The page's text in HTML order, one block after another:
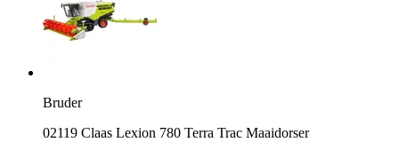
Bruder
02119 Claas Lexion 780 Terra Trac Maaidorser